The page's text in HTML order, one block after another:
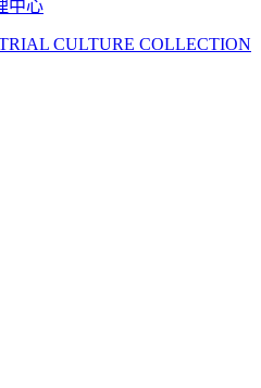
中心
CULTURE COLLECTION